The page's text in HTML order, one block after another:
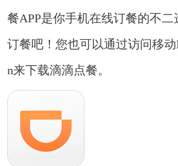
餐APP是你手机在线订餐的不
订餐吧！您也可以通过访问移动
n来下载滴滴点餐。